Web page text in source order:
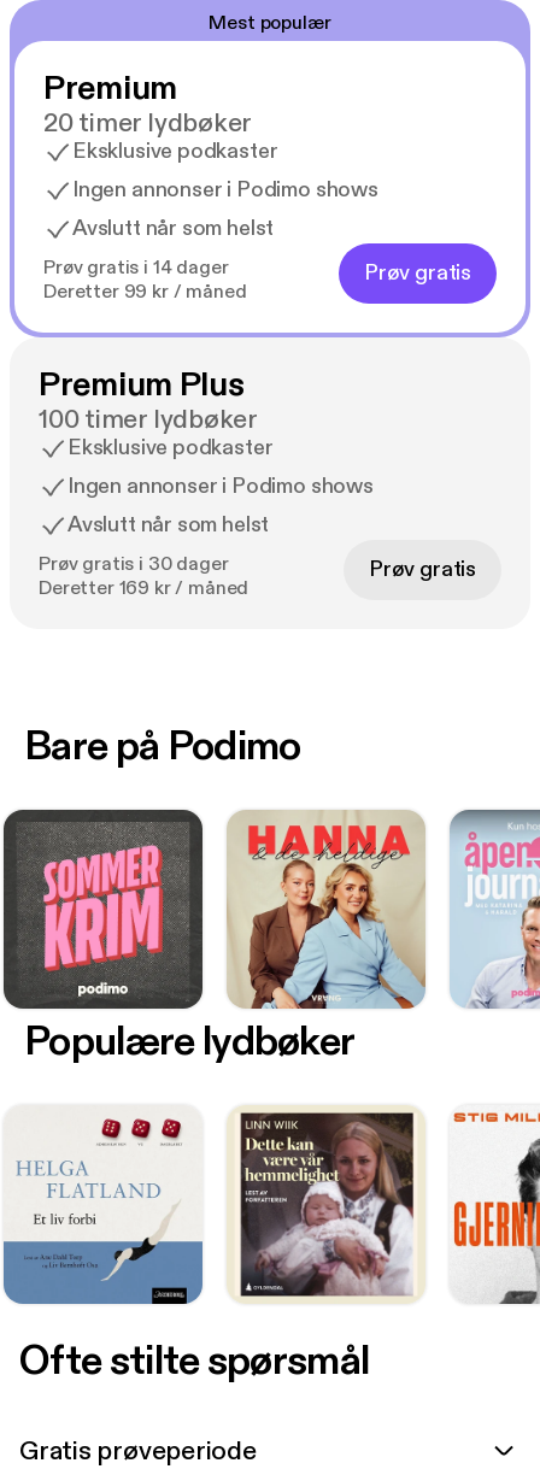
Mest populær
Premium
20 timer lydbøker
Eksklusive podkaster
Ingen annonser i Podimo shows
Avslutt når som helst
Prøv gratis i 14 dager
Deretter 99 kr / måned
Prøv gratis
Premium Plus
100 timer lydbøker
Eksklusive podkaster
Ingen annonser i Podimo shows
Avslutt når som helst
Prøv gratis i 30 dager
Deretter 169 kr / måned
Prøv gratis
Bare på Podimo
Populære lydbøker
Ofte stilte spørsmål
Gratis prøveperiode